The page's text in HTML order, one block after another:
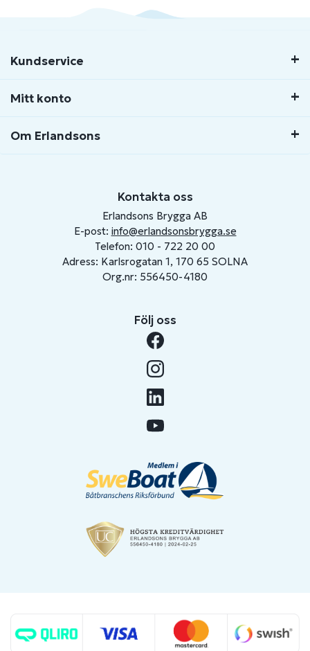
Kundservice
Mitt konto
Om Erlandsons
Kontakta oss
Erlandsons Brygga AB
E-post: info@erlandsonsbrygga.se
Telefon: 010 - 722 20 00
Adress: Karlsrogatan 1, 170 65 SOLNA
Org.nr: 556450-4180
Följ oss